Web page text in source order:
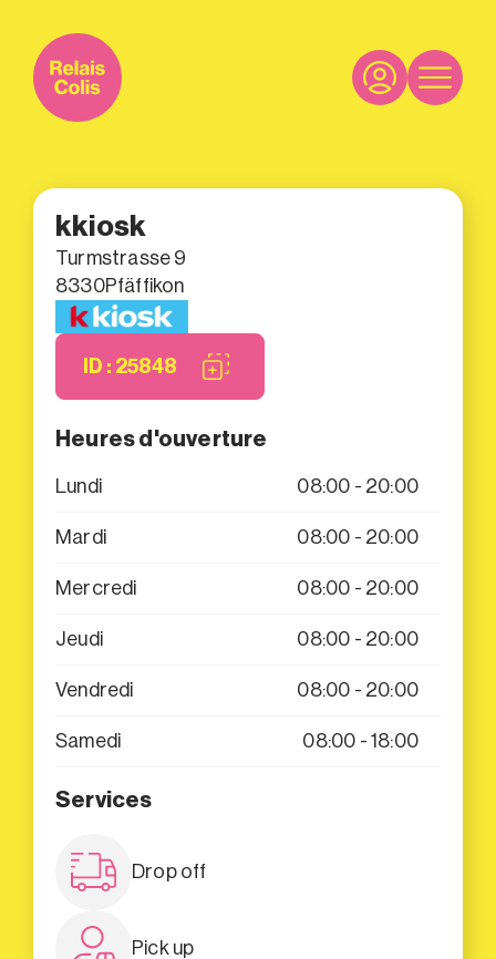
kkiosk
Turmstrasse 9
8330Pfäffikon
ID : 25848
Heures d'ouverture
Lundi 08:00 - 20:00
Mardi 08:00 - 20:00
Mercredi 08:00 - 20:00
Jeudi 08:00 - 20:00
Vendredi 08:00 - 20:00
Samedi 08:00 - 18:00
Services
Drop off
Pick up